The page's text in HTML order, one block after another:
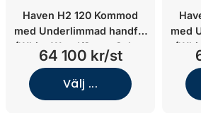
Haven H2 120 Kommod
med Underlimmad handfat
(White Wood/Stone Select
Light Grey/Underlimmat
matt vit porslin)
64 100 kr/st
Välj ...
med